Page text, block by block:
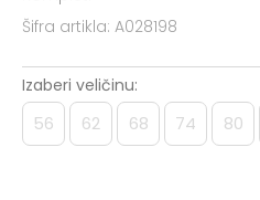
Šifra artikla: A028198
Izaberi veličinu:
56 62 68 74 80